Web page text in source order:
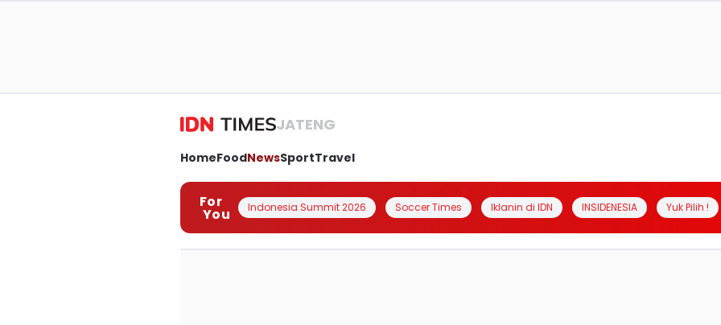
JATENG
HomeFoodNewsSportTravel
For
You Indonesia Summit 2026 Soccer Times Iklanin di IDN INSIDENESIA Yuk Pilih !